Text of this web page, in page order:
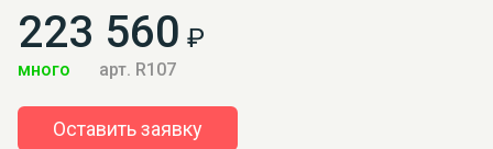
223 560 ₽
много арт. R107
Оставить заявку